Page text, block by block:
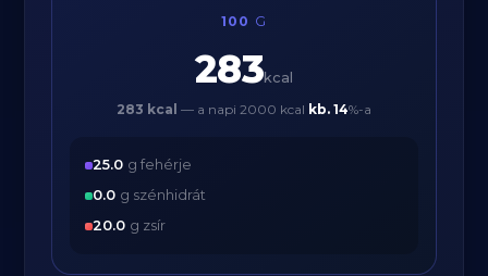
100 G
283kcal
283 kcal — a napi 2000 kcal kb. 14%-a
25.0 g fehérje
0.0 g szénhidrát
20.0 g zsír